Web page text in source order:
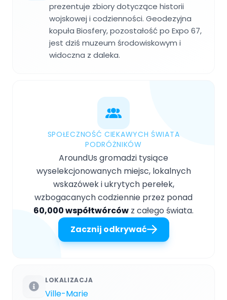
prezentuje zbiory dotyczące historii
wojskowej i codzienności. Geodezyjna
kopuła Biosfery, pozostałość po Expo 67,
jest dziś muzeum środowiskowym i
widoczna z daleka.
SPOŁECZNOŚĆ CIEKAWYCH ŚWIATA
PODRÓŻNIKÓW
AroundUs gromadzi tysiące
wyselekcjonowanych miejsc, lokalnych
wskazówek i ukrytych perełek,
wzbogacanych codziennie przez ponad
60,000 współtwórców z całego świata.
Zacznij odkrywać
LOKALIZACJA
Ville-Marie